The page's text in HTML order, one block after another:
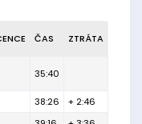
ČAS ZTRÁTA
35:40
38:26
+ 2:46